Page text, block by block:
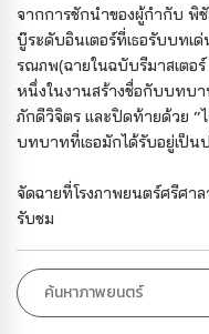
จากการชักนำของผู้กำกับ พิ
บู๊ระดับอินเตอร์ที่เธอรับบทเ
รณภพ(ฉายในฉบับรีมาสเตอ
หนึ่งในงานสร้างชื่อกับบทบา
ภักดีวิจิตร และปิดท้ายด้วย
บทบาทที่เธอมักได้รับอยู่เป็น
จัดฉายที่โรงภาพยนตร์ศรีศา
รับชม